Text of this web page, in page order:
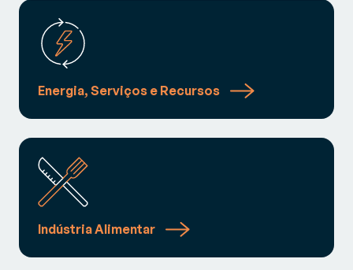
Energia, Serviços e Recursos
Indústria Alimentar